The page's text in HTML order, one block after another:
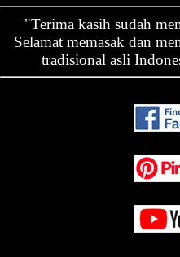
"Terima kasih sudah
Selamat memasak dan
tradisional asli